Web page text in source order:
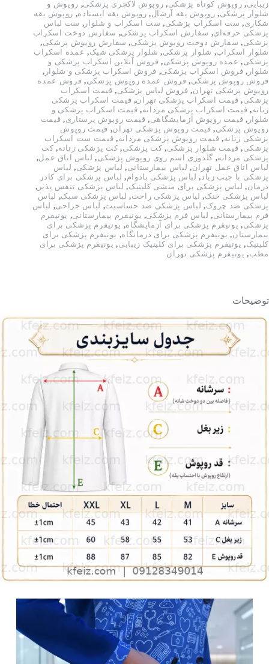
زیبایی, روپوش کوتاه پزشکی, روپوش لاکچری پزشکی, روپوش و
شلوار پزشکی, روپوش یقه آرشال, روپوش یقه ایستاده, روپوش یقه
شکاری, ست اسکراب پزشکی, ست اسکراب و شلوار , ست لباس
پزشکی حرفه‌ای, سفارش اسکراب پزشکی, سفارش دوخت اسکراب
پزشکی, سفارش دوخت روپوش پزشکی, سفارش روپوش پزشکی,
شلوار اسکراب, شلوار پزشکی, شلوار پزشکی شیک, عمده اسکراب
پزشکی, عمده روپوش پزشکی, فروش آنلاین اسکراب پزشکی و
شلوار , فروش اسکراب پزشکی, فروش اسکراب پزشکی و شلوار ,
فروش روپوش پزشکی, فروش عمده روپوش پزشکی, فروش عمده
روپوش پزشکی تهران, فروش لباس پزشکی, قیمت اسکراب
پزشکی, قیمت اسکراب پزشکی تهران, قیمت اسکراب پزشکی
زنانه, قیمت اسکراب پزشکی مردانه, قیمت اسکراب پزشکی و
شلوار , قیمت روپوش آزمایشگاهی, قیمت روپوش پرستاری, قیمت
روپوش پزشکی, قیمت روپوش پزشکی تهران, قیمت روپوش
پزشکی زنانه, قیمت روپوش پزشکی مردانه, قیمت ست اسکراب
پزشکی, قیمت شلوار پزشکی, کت پزشکی, کت پزشکی زنانه, کت
پزشکی مردانه, گلدوزی اسم روی روپوش پزشکی, لباس اتاق عمل,
لباس اتاق عمل تهران, لباس بیمارستانی, لباس پزشکی, لباس
پزشکی با جیب زیاد, لباس پزشکی بادوام, لباس پزشکی برای کادر
درمان, لباس پزشکی برای منشی کلینیک, لباس پزشکی تنفس پذیر ,
لباس پزشکی خنک, لباس پزشکی راحت, لباس پزشکی سبک, لباس
پزشکی ضد چروک, لباس پزشکی ضد حساسیت, لباس جراحی, لباس
فرم بیمارستانی, لباس فرم پزشکی, یونیفرم بیمارستانی, یونیفرم
پزشکی, یونیفرم پزشکی برای آزمایشگاه, یونیفرم پزشکی برای
بیمارستان, یونیفرم پزشکی برای درمانگاه, یونیفرم پزشکی برای
کلینیک, یونیفرم پزشکی برای کلینیک زیبایی, یونیفرم پزشکی برای
مطب, یونیفرم پزشکی تهران
توضیحات